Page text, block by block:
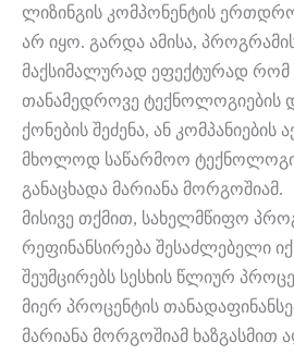
ლიზინგის კომპონენტის
არ იყო. გარდა ამისა,
მაქსიმალურად ეფექტურად რომ
თანამედროვე ტექნოლოგიების
ქონების შეძენა, ან
მხოლოდ საწარმოო
განაცხადა მარიანა მორგოშიამ.
მისივე თქმით, სახელმწიფო
რეფინანსირება შესაძლებელი
შეუმცირებს სესხის წლიურ
მიერ პროცენტის
მარიანა მორგოშიამ ხაზგასმით